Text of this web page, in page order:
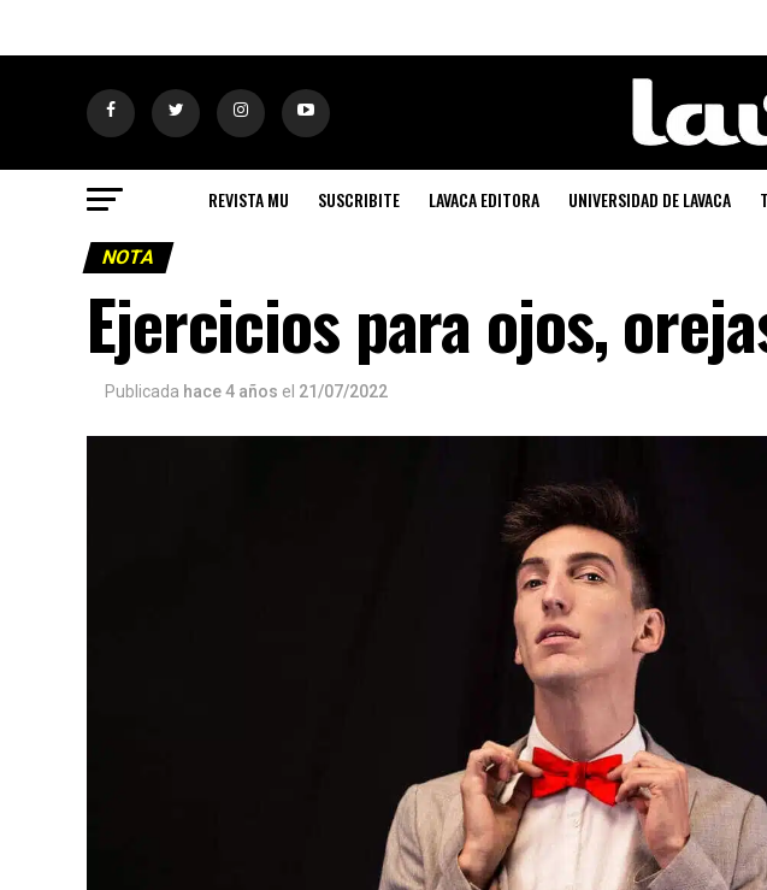
REVISTA MU SUSCRIBITE LAVACA EDITORA UNIVERSIDAD DE LAVACA
NOTA
Ejercicios para ojos,
Publicada hace 4 años el 21/07/2022